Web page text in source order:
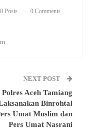
Posts 0 Comments
NEXT POST
Polres Aceh Tamiang
Binrohtal
Umat Muslim dan
Pers Umat Nasrani